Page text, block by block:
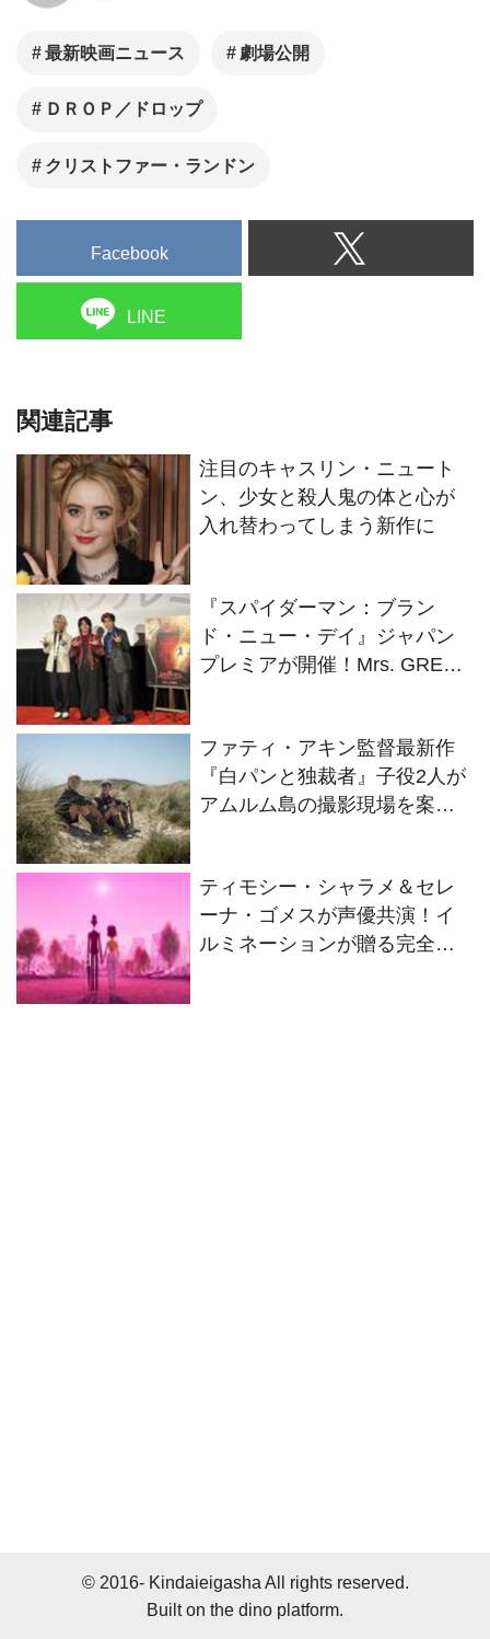
最新映画ニュース 劇場公開
ＤＲＯＰ／ドロップ
クリストファー・ランドン
Facebook
LINE
関連記事
注目のキャスリン・ニュート
ン、少女と殺人鬼の体と心が
入れ替わってしまう新作に
『スパイダーマン：ブラン
ド・ニュー・デイ』ジャパン
プレミアが開催！Mrs. GREEN
ファティ・アキン監督最新作
『白パンと独裁者』子役2人が
アムルム島の撮影現場を案
ティモシー・シャラメ＆セレ
ーナ・ゴメスが声優共演！イ
ルミネーションが贈る完全オ
© 2016- Kindaieigasha All rights reserved.
Built on the dino platform.